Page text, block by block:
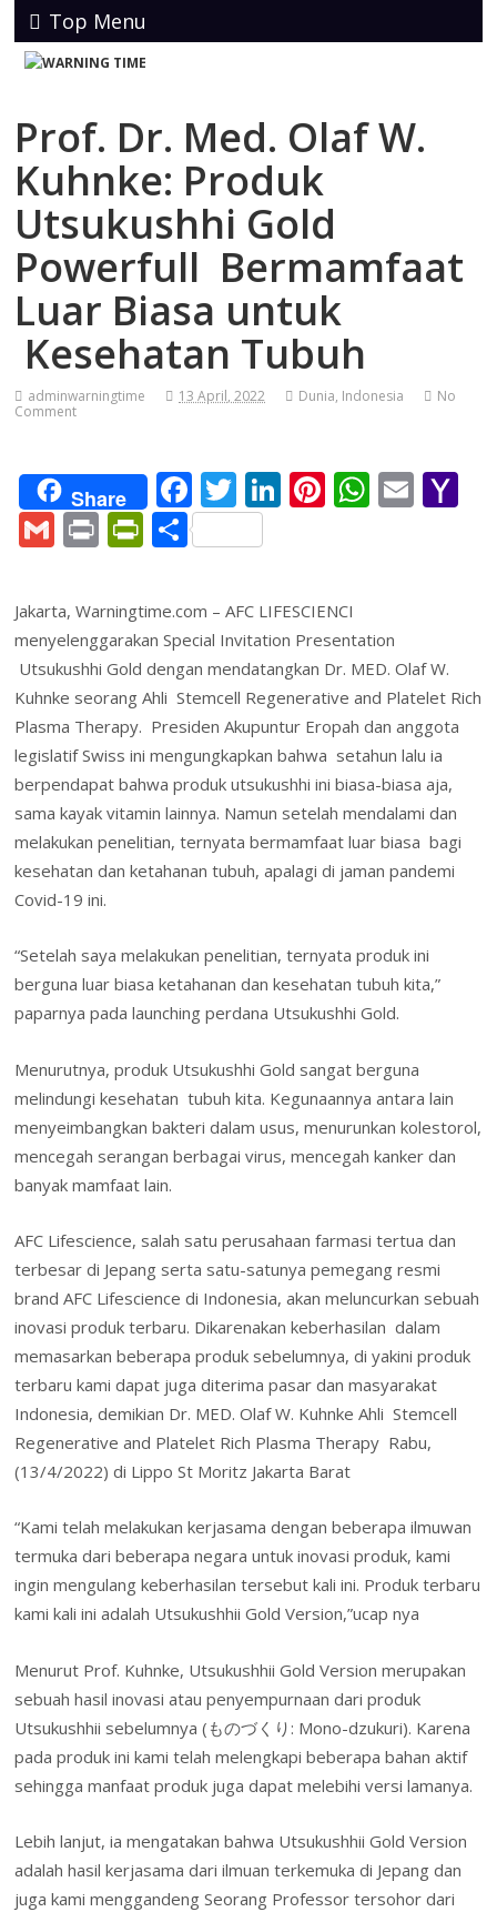
Top Menu
Prof. Dr. Med. Olaf W.
Kuhnke: Produk
Utsukushhi Gold
Powerfull Bermamfaat
Luar Biasa untuk
Kesehatan Tubuh
adminwarningtime 13 April, 2022 Dunia, Indonesia
No
Comment
Share F
ac
e
o
o
k
T
w
itt
er
Li
e
dI
n
Pi
e
st
W
A
p
p
E
ai
G
ai
l
Pr
t
Pr
tF
ri
e
n
dl
y
S
ar
e
Jakarta, Warningtime.com – AFC LIFESCIENCI
menyelenggarakan Special Invitation Presentation
Utsukushhi Gold dengan mendatangkan Dr. MED. Olaf W.
Kuhnke seorang Ahli Stemcell Regenerative and Platelet Rich
Plasma Therapy. Presiden Akupuntur Eropah dan anggota
legislatif Swiss ini mengungkapkan bahwa setahun lalu ia
berpendapat bahwa produk utsukushhi ini biasa-biasa aja,
sama kayak vitamin lainnya. Namun setelah mendalami dan
melakukan penelitian, ternyata bermamfaat luar biasa bagi
kesehatan dan ketahanan tubuh, apalagi di jaman pandemi
Covid-19 ini.
“Setelah saya melakukan penelitian, ternyata produk ini
berguna luar biasa ketahanan dan kesehatan tubuh kita,”
paparnya pada launching perdana Utsukushhi Gold.
Menurutnya, produk Utsukushhi Gold sangat berguna
melindungi kesehatan tubuh kita. Kegunaannya antara lain
menyeimbangkan bakteri dalam usus, menurunkan kolestorol,
mencegah serangan berbagai virus, mencegah kanker dan
banyak mamfaat lain.
AFC Lifescience, salah satu perusahaan farmasi tertua dan
terbesar di Jepang serta satu-satunya pemegang resmi
brand AFC Lifescience di Indonesia, akan meluncurkan sebuah
inovasi produk terbaru. Dikarenakan keberhasilan dalam
memasarkan beberapa produk sebelumnya, di yakini produk
terbaru kami dapat juga diterima pasar dan masyarakat
Indonesia, demikian Dr. MED. Olaf W. Kuhnke Ahli Stemcell
Regenerative and Platelet Rich Plasma Therapy Rabu,
(13/4/2022) di Lippo St Moritz Jakarta Barat
“Kami telah melakukan kerjasama dengan beberapa ilmuwan
termuka dari beberapa negara untuk inovasi produk, kami
ingin mengulang keberhasilan tersebut kali ini. Produk terbaru
kami kali ini adalah Utsukushhii Gold Version,”ucap nya
Menurut Prof. Kuhnke, Utsukushhii Gold Version merupakan
sebuah hasil inovasi atau penyempurnaan dari produk
Utsukushhii sebelumnya (ものづくり: Mono-dzukuri). Karena
pada produk ini kami telah melengkapi beberapa bahan aktif
sehingga manfaat produk juga dapat melebihi versi lamanya.
Lebih lanjut, ia mengatakan bahwa Utsukushhii Gold Version
adalah hasil kerjasama dari ilmuan terkemuka di Jepang dan
juga kami menggandeng Seorang Professor tersohor dari